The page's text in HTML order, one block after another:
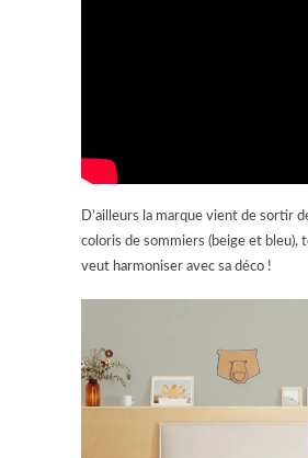
D’ailleurs la marque vient de sortir
coloris de sommiers (beige et bleu),
veut harmoniser avec sa déco !